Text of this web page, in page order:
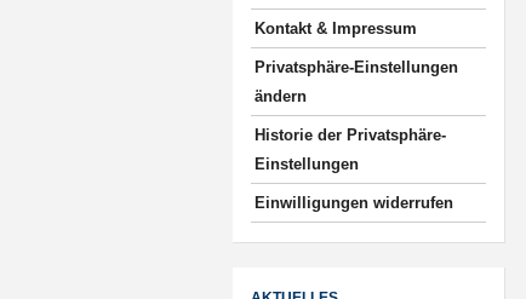
Kontakt & Impressum
Privatsphäre-Einstellungen
ändern
Historie der Privatsphäre-
Einstellungen
Einwilligungen widerrufen